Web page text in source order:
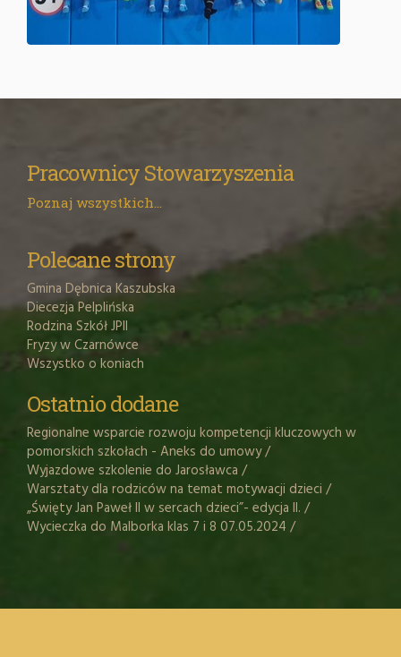
Pracownicy Stowarzyszenia
Poznaj wszystkich...
Polecane strony
Gmina Dębnica Kaszubska
Diecezja Pelplińska
Rodzina Szkół JPII
Fryzy w Czarnówce
Wszystko o koniach
Ostatnio dodane
Regionalne wsparcie rozwoju kompetencji kluczowych w
pomorskich szkołach - Aneks do umowy/
Wyjazdowe szkolenie do Jarosławca /
Warsztaty dla rodziców na temat motywacji dzieci /
„Święty Jan Paweł II w sercach dzieci”- edycja II. /
Wycieczka do Malborka klas 7 i 8 07.05.2024 /